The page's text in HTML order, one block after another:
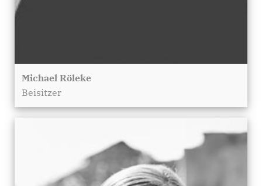
Michael Röleke
Beisitzer